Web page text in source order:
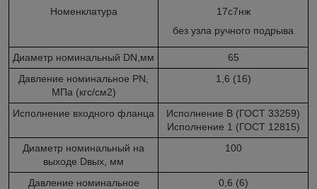
Номенклатура
17с7нж
без узла ручного подрыва
Диаметр номинальный DN,мм
65
Давление номинальное PN,
МПа (кгс/см2)
1,6 (16)
Исполнение входного фланца
Исполнение В (ГОСТ 33259)
Исполнение 1 (ГОСТ 12815)
Диаметр номинальный на
выходе Dвых, мм
100
Давление номинальное
0,6 (6)